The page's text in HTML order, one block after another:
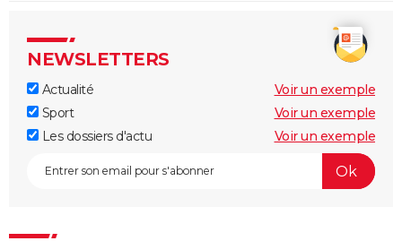
NEWSLETTERS
Actualité
Voir un exemple
Sport
Voir un exemple
Les dossiers d'actu
Voir un exemple